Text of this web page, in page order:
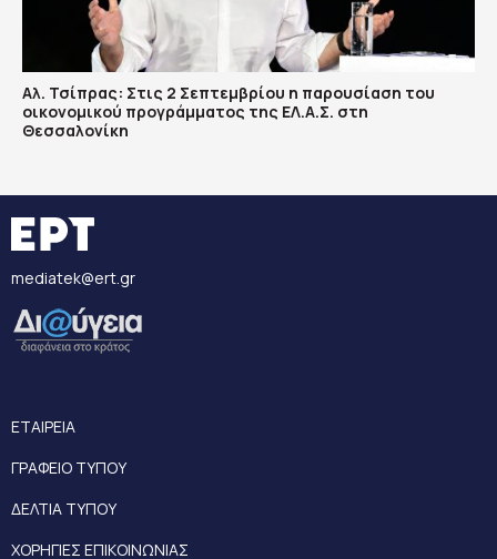
Αλ. Τσίπρας: Στις 2 Σεπτεμβρίου η παρουσίαση του
οικονομικού προγράμματος της ΕΛ.Α.Σ. στη
Θεσσαλονίκη
mediatek@ert.gr
ΕΤΑΙΡΕΙΑ
ΓΡΑΦΕΙΟ ΤΥΠΟΥ
ΔΕΛΤΙΑ ΤΥΠΟΥ
ΧΟΡΗΓΙΕΣ ΕΠΙΚΟΙΝΩΝΙΑΣ